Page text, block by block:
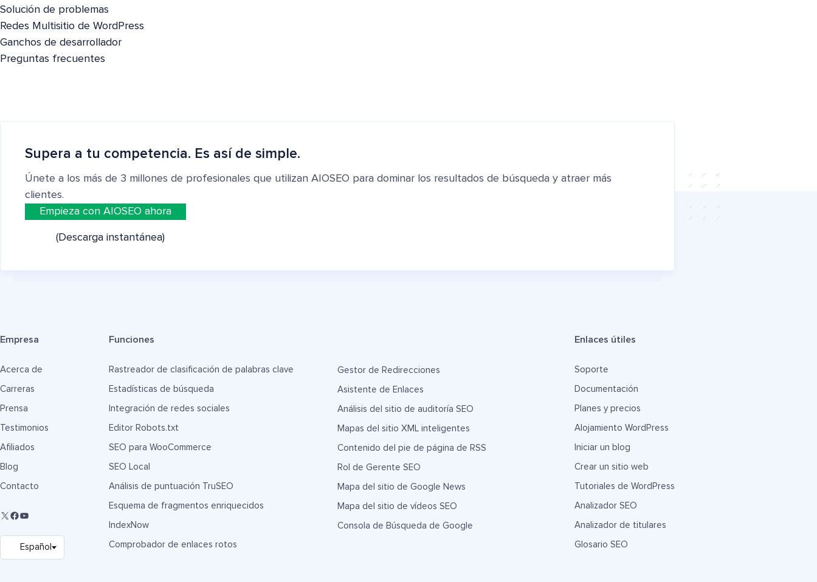
Solución de problemas
Redes Multisitio de WordPress
Ganchos de desarrollador
Preguntas frecuentes
Supera a tu competencia. Es así de simple.
Únete a los más de 3 millones de profesionales que utilizan AIOSEO para dominar los resultados de búsqueda y atraer más
clientes.
Empieza con AIOSEO ahora
(Descarga instantánea)
Empresa
Acerca de
Carreras
Prensa
Testimonios
Afiliados
Blog
Contacto
Funciones
Rastreador de clasificación de palabras clave
Estadísticas de búsqueda
Integración de redes sociales
Editor Robots.txt
SEO para WooCommerce
SEO Local
Análisis de puntuación TruSEO
Esquema de fragmentos enriquecidos
IndexNow
Comprobador de enlaces rotos
Gestor de Redirecciones
Asistente de Enlaces
Análisis del sitio de auditoría SEO
Mapas del sitio XML inteligentes
Contenido del pie de página de RSS
Rol de Gerente SEO
Mapa del sitio de Google News
Mapa del sitio de vídeos SEO
Consola de Búsqueda de Google
Enlaces útiles
Soporte
Documentación
Planes y precios
Alojamiento WordPress
Iniciar un blog
Crear un sitio web
Tutoriales de WordPress
Analizador SEO
Analizador de titulares
Glosario SEO